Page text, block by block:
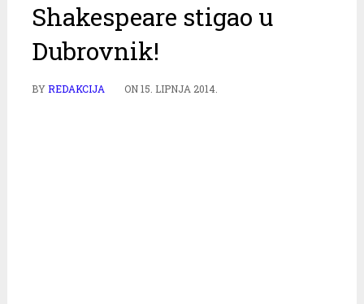
Shakespeare stigao u
Dubrovnik!
BYREDAKCIJA ON15. LIPNJA 2014.